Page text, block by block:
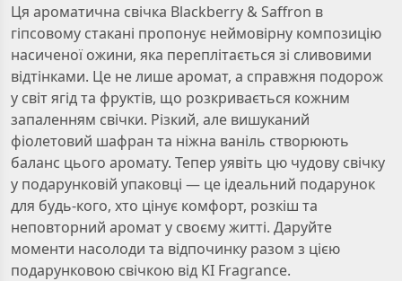
Ця ароматична свічка Blackberry & Saffron в
гіпсовому стакані пропонує неймовірну композицію
насиченої ожини, яка переплітається зі сливовими
відтінками. Це не лише аромат, а справжня подорож
у світ ягід та фруктів, що розкривається кожним
запаленням свічки. Різкий, але вишуканий
фіолетовий шафран та ніжна ваніль створюють
баланс цього аромату. Тепер уявіть цю чудову свічку
у подарунковій упаковці — це ідеальний подарунок
для будь-кого, хто цінує комфорт, розкіш та
неповторний аромат у своєму житті. Даруйте
моменти насолоди та відпочинку разом з цією
подарунковою свічкою від KI Fragrance.